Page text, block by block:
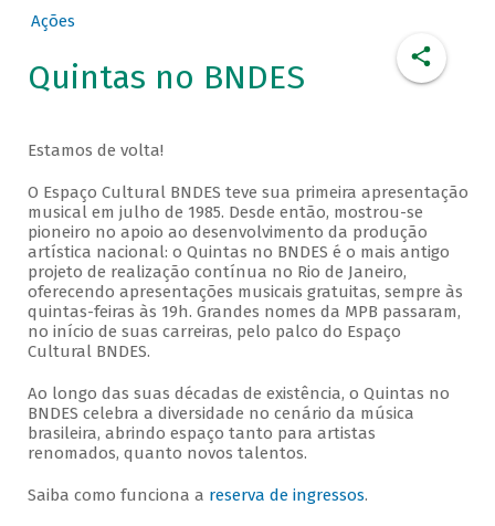
Ações
Quintas no BNDES
Estamos de volta!
O Espaço Cultural BNDES teve sua primeira apresentação
musical em julho de 1985. Desde então, mostrou-se
pioneiro no apoio ao desenvolvimento da produção
artística nacional: o Quintas no BNDES é o mais antigo
projeto de realização contínua no Rio de Janeiro,
oferecendo apresentações musicais gratuitas, sempre às
quintas-feiras às 19h. Grandes nomes da MPB passaram,
no início de suas carreiras, pelo palco do Espaço
Cultural BNDES.
Ao longo das suas décadas de existência, o Quintas no
BNDES celebra a diversidade no cenário da música
brasileira, abrindo espaço tanto para artistas
renomados, quanto novos talentos.
Saiba como funciona a reserva de ingressos.